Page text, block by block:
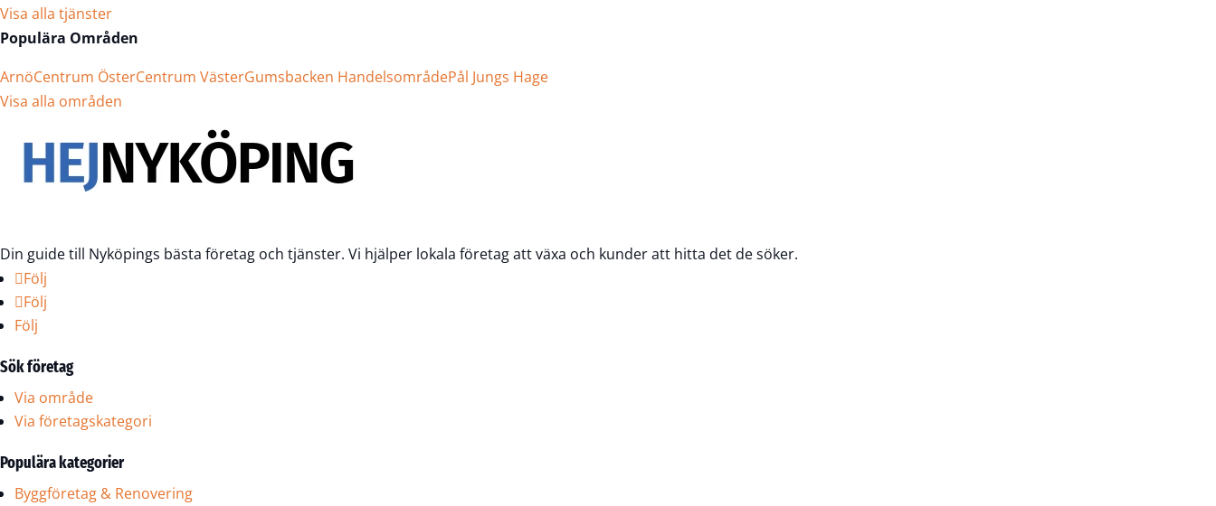
Visa alla tjänster
Populära Områden
ArnöCentrum ÖsterCentrum VästerGumsbacken HandelsområdePål Jungs Hage
Visa alla områden
Din guide till Nyköpings bästa företag och tjänster. Vi hjälper lokala företag att växa och kunder att hitta det de söker.
Följ
Följ
Följ
Sök företag
Via område
Via företagskategori
Populära kategorier
Byggföretag & Renovering